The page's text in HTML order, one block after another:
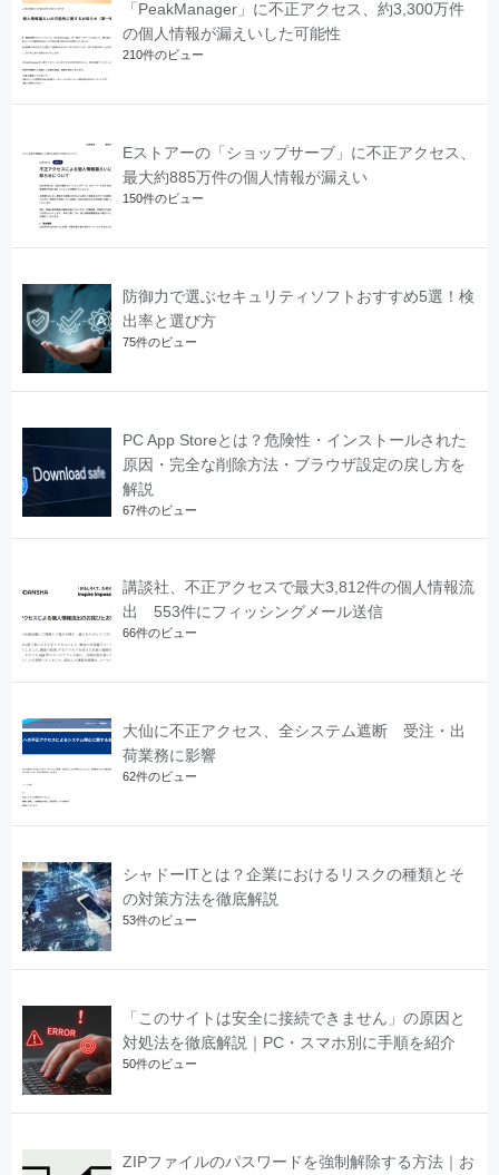
「PeakManager」に不正アクセス、約3,300万件
の個人情報が漏えいした可能性
210件のビュー
Eストアーの「ショップサーブ」に不正アクセス、
最大約885万件の個人情報が漏えい
150件のビュー
防御力で選ぶセキュリティソフトおすすめ5選！検
出率と選び方
75件のビュー
PC App Storeとは？危険性・インストールされた
原因・完全な削除方法・ブラウザ設定の戻し方を
解説
67件のビュー
講談社、不正アクセスで最大3,812件の個人情報流
出 553件にフィッシングメール送信
66件のビュー
大仙に不正アクセス、全システム遮断 受注・出
荷業務に影響
62件のビュー
シャドーITとは？企業におけるリスクの種類とそ
の対策方法を徹底解説
53件のビュー
「このサイトは安全に接続できません」の原因と
対処法を徹底解説｜PC・スマホ別に手順を紹介
50件のビュー
ZIPファイルのパスワードを強制解除する方法｜お